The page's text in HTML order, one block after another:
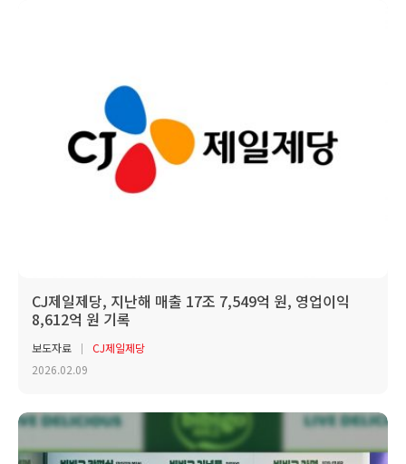
CJ제일제당, 지난해 매출 17조 7,549억 원, 영업이익
8,612억 원 기록
보도자료
CJ제일제당
2026.02.09